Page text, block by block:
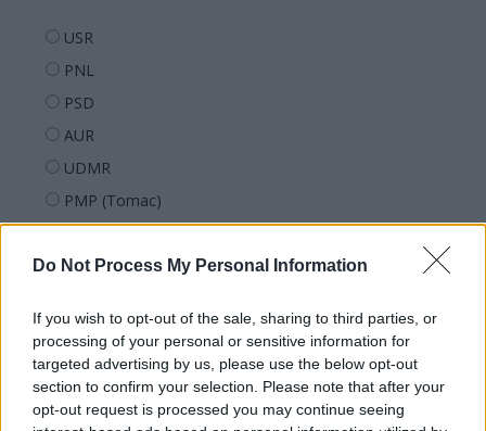
Do Not Process My Personal Information
If you wish to opt-out of the sale, sharing to third parties, or
processing of your personal or sensitive information for
targeted advertising by us, please use the below opt-out
section to confirm your selection. Please note that after your
opt-out request is processed you may continue seeing
USR
PNL
PSD
AUR
UDMR
PMP (Tomac)
PNȚMM
SENS
SOS (Șoșoacă)
POT (Gavrilă)